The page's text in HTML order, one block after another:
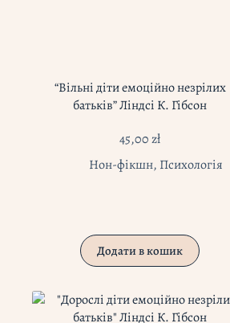
“Вільні діти емоційно незрілих
батьків” Ліндсі К. Гібсон
45,00zł
Нон-фікшн, Психологія
Додати в кошик